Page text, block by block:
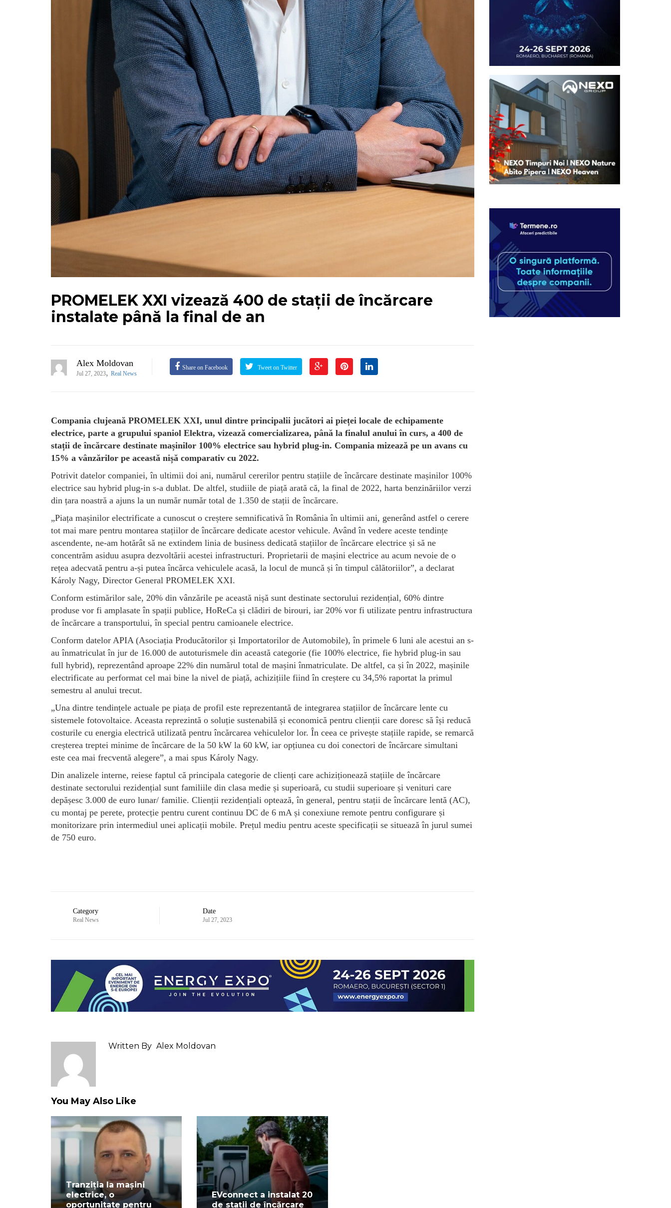
PROMELEK XXI vizează 400 de stații de încărcare
instalate până la final de an
Alex Moldovan
Jul 27, 2023, Real News
Share on Facebook Tweet on Twitter
Compania clujeană PROMELEK XXI, unul dintre principalii jucători ai pieței locale de echipamente
electrice, parte a grupului spaniol Elektra, vizează comercializarea, până la finalul anului în curs, a 400 de
stații de încărcare destinate mașinilor 100% electrice sau hybrid plug-in. Compania mizează pe un avans cu
15% a vânzărilor pe această nișă comparativ cu 2022.
Potrivit datelor companiei, în ultimii doi ani, numărul cererilor pentru stațiile de încărcare destinate mașinilor 100%
electrice sau hybrid plug-in s-a dublat. De altfel, studiile de piață arată că, la final de 2022, harta benzinăriilor verzi
din țara noastră a ajuns la un număr număr total de 1.350 de stații de încărcare.
„Piața mașinilor electrificate a cunoscut o creștere semnificativă în România în ultimii ani, generând astfel o cerere
tot mai mare pentru montarea stațiilor de încărcare dedicate acestor vehicule. Având în vedere aceste tendințe
ascendente, ne-am hotărât să ne extindem linia de business dedicată stațiilor de încărcare electrice și să ne
concentrăm asiduu asupra dezvoltării acestei infrastructuri. Proprietarii de mașini electrice au acum nevoie de o
rețea adecvată pentru a-și putea încărca vehiculele acasă, la locul de muncă și în timpul călătoriilor”, a declarat
Károly Nagy, Director General PROMELEK XXI.
Conform estimărilor sale, 20% din vânzările pe această nișă sunt destinate sectorului rezidențial, 60% dintre
produse vor fi amplasate în spații publice, HoReCa și clădiri de birouri, iar 20% vor fi utilizate pentru infrastructura
de încărcare a transportului, în special pentru camioanele electrice.
Conform datelor APIA (Asociația Producătorilor și Importatorilor de Automobile), în primele 6 luni ale acestui an s-
au înmatriculat în jur de 16.000 de autoturismele din această categorie (fie 100% electrice, fie hybrid plug-in sau
full hybrid), reprezentând aproape 22% din numărul total de mașini înmatriculate. De altfel, ca și în 2022, mașinile
electrificate au performat cel mai bine la nivel de piață, achizițiile fiind în creștere cu 34,5% raportat la primul
semestru al anului trecut.
„Una dintre tendințele actuale pe piața de profil este reprezentantă de integrarea stațiilor de încărcare lente cu
sistemele fotovoltaice. Aceasta reprezintă o soluție sustenabilă și economică pentru clienții care doresc să își reducă
costurile cu energia electrică utilizată pentru încărcarea vehiculelor lor. În ceea ce privește stațiile rapide, se remarcă
creșterea treptei minime de încărcare de la 50 kW la 60 kW, iar opțiunea cu doi conectori de încărcare simultani
este cea mai frecventă alegere”, a mai spus Károly Nagy.
Din analizele interne, reiese faptul că principala categorie de clienți care achiziționează stațiile de încărcare
destinate sectorului rezidențial sunt familiile din clasa medie și superioară, cu studii superioare și venituri care
depășesc 3.000 de euro lunar/ familie. Clienții rezidențiali optează, în general, pentru stații de încărcare lentă (AC),
cu montaj pe perete, protecție pentru curent continuu DC de 6 mA și conexiune remote pentru configurare și
monitorizare prin intermediul unei aplicații mobile. Prețul mediu pentru aceste specificații se situează în jurul sumei
de 750 euro.
Category
Real News
Date
Jul 27, 2023
Written By Alex Moldovan
You May Also Like
Tranziția la mașini
electrice, o
oportunitate pentru
EVconnect a instalat 20
de stații de încărcare